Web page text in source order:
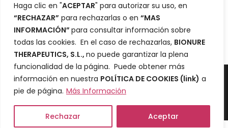
Haga clic en "ACEPTAR" para autorizar su uso, en
“RECHAZAR” para rechazarlas o en “MAS
INFORMACIÓN” para consultar información sobre
todas las cookies. En el caso de rechazarlas, BIONURE
THERAPEUTICS, S.L., no puede garantizar la plena
funcionalidad de la página. Puede obtener más
información en nuestra POLÍTICA DE COOKIES (link) a
pie de página. Más Información
Rechazar Aceptar
Desarrollo
Datos
Política de CookiesyAviso legal y política de privacidad
© 2022 Bionure